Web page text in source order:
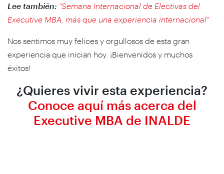
Lee también: "Semana Internacional de Electivas del
Executive MBA, más que una experiencia internacional"
Nos sentimos muy felices y orgullosos de esta gran
experiencia que inician hoy. ¡Bienvenidos y muchos
éxitos!
¿Quieres vivir esta experiencia?
Conoce aquí más acerca del
Executive MBA de INALDE